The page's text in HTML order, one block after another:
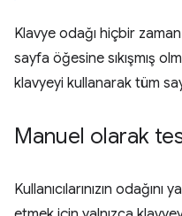
Klavye odağı hiçbir
sayfa öğesine sıkışmış
klavyeyi kullanarak tüm
Manuel olarak
Kullanıcılarınızın odağını